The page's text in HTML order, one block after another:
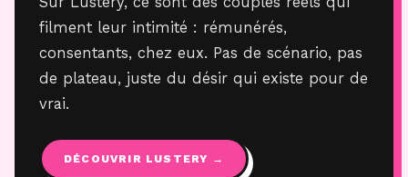
filment leur intimité : rémunérés,
consentants, chez eux. Pas de scénario, pas
de plateau, juste du désir qui existe pour de
vrai.
DÉCOUVRIR LUSTERY →